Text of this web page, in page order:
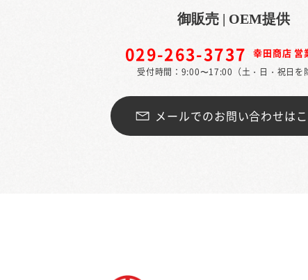
御販売 | OEM提供
029-263-3737 幸田商店 営
受付時間：9:00〜17:00（土・日・祝日を
メールでのお問い合わせは